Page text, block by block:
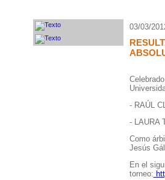
03/03/
- RAÚL
- LAURA
Como
Jesús
En el
torneo: